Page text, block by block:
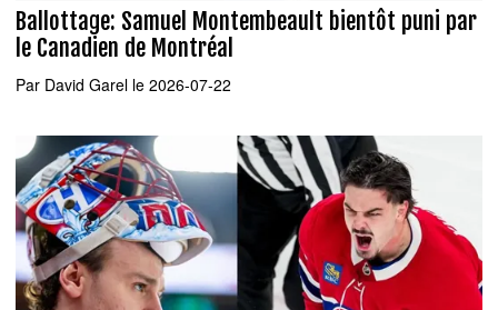
Ballottage: Samuel Montembeault bientôt puni par
le Canadien de Montréal
Par David Garel le 2026-07-22